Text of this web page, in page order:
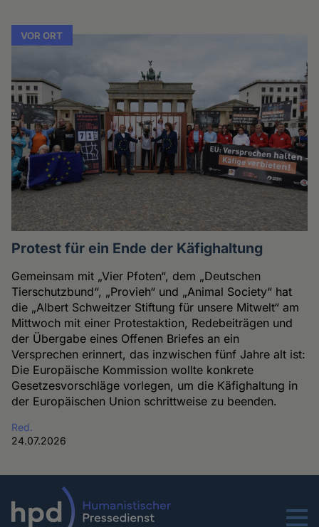
VOR ORT
Protest für ein Ende der Käfighaltung
Gemeinsam mit „Vier Pfoten“, dem „Deutschen
Tierschutzbund“, „Provieh“ und „Animal Society“ hat
die „Albert Schweitzer Stiftung für unsere Mitwelt“ am
Mittwoch mit einer Protestaktion, Redebeiträgen und
der Übergabe eines Offenen Briefes an ein
Versprechen erinnert, das inzwischen fünf Jahre alt ist:
Die Europäische Kommission wollte konkrete
Gesetzesvorschläge vorlegen, um die Käfighaltung in
der Europäischen Union schrittweise zu beenden.
Red.
24.07.2026
Menu